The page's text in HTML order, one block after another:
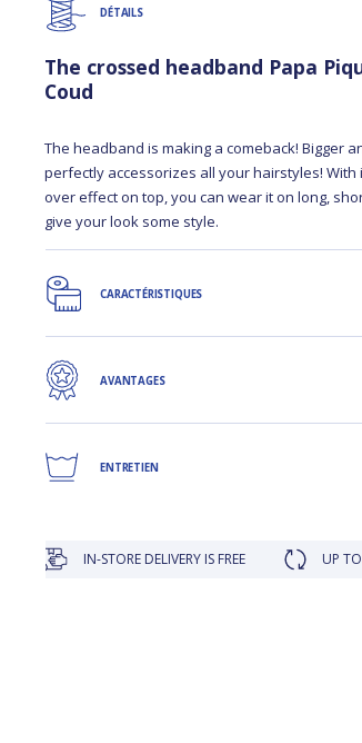
DÉTAILS
The crossed headband Papa
Coud
The headband is making a comeback! Bigger
perfectly accessorizes all your hairstyles!
over effect on top, you can wear it on long,
give your look some style.
CARACTÉRISTIQUES
AVANTAGES
ENTRETIEN
IN-STORE DELIVERY IS FREE UP TO 30 DAYS TO